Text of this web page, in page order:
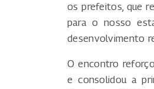
os prefeitos, que
para o nosso
desenvolvimento
O encontro
e consolidou a